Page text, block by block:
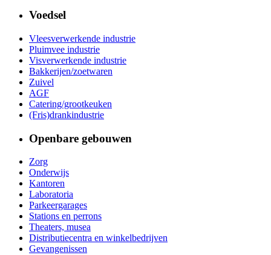
Voedsel
Vleesverwerkende industrie
Pluimvee industrie
Visverwerkende industrie
Bakkerijen/zoetwaren
Zuivel
AGF
Catering/grootkeuken
(Fris)drankindustrie
Openbare gebouwen
Zorg
Onderwijs
Kantoren
Laboratoria
Parkeergarages
Stations en perrons
Theaters, musea
Distributiecentra en winkelbedrijven
Gevangenissen